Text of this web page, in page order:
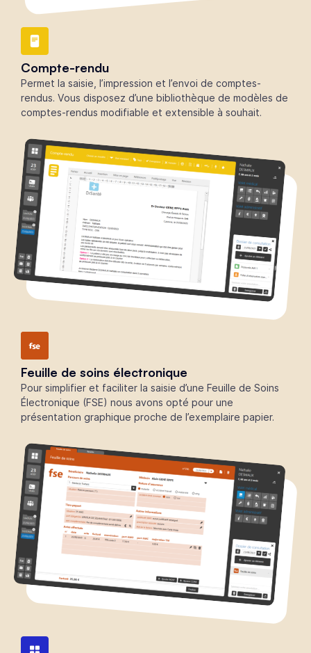
Compte-rendu
Permet la saisie, l’impression et l’envoi de comptes-
rendus. Vous disposez d’une bibliothèque de modèles de
comptes-rendus modifiable et extensible à souhait.
Feuille de soins électronique
Pour simplifier et faciliter la saisie d’une Feuille de Soins
Électronique (FSE) nous avons opté pour une
présentation graphique proche de l’exemplaire papier.